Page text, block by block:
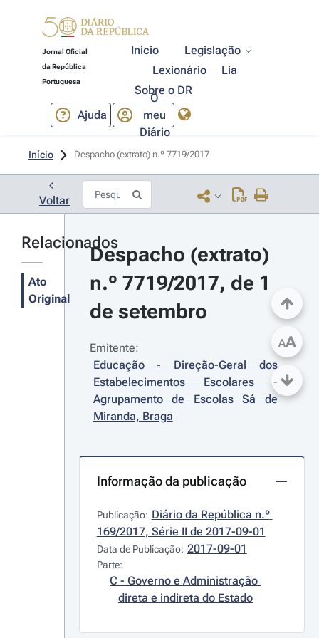
Jornal Oficial
da República
Portuguesa
Início
Legislação
Lexionário
Lia
Sobre o DR
Ajuda
O
meu
Diário
Início Despacho (extrato) n.º 7719/2017
Voltar
Relacionados
Ato
Original
Despacho (extrato)
n.º 7719/2017, de 1
de setembro
Emitente:
Educação - Direção-Geral dos
Estabelecimentos Escolares -
Agrupamento de Escolas Sá de
Miranda, Braga
Informação da publicação
Publicação: Diário da República n.º
169/2017, Série II de 2017-09-01
Data de Publicação: 2017-09-01
Parte:
C - Governo e Administração
direta e indireta do Estado
AA